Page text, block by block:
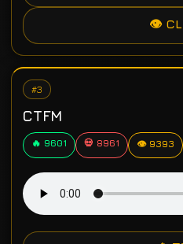
👁
#3
CTFM
🔥 9601 💀 8961 👁 9393